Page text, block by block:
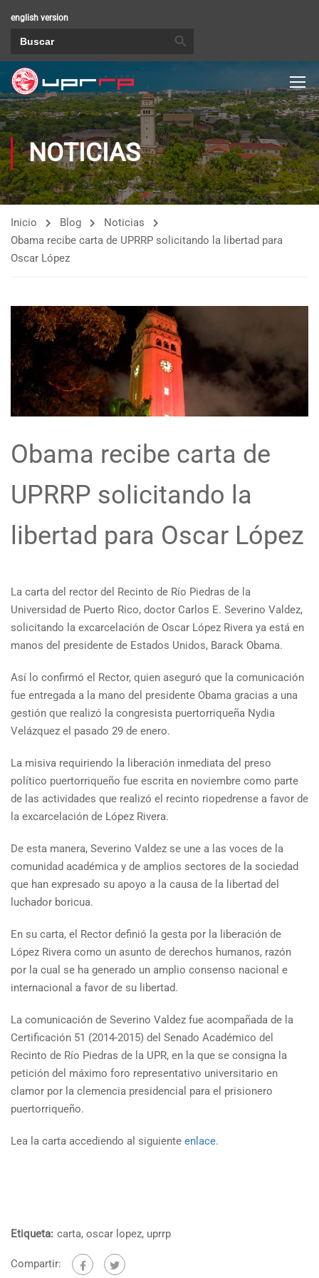
english version
NOTICIAS
Inicio Blog
Noticias
Obama recibe carta de UPRRP solicitando la libertad para
Oscar López
Obama recibe carta de
UPRRP solicitando la
libertad para Oscar López
La carta del rector del Recinto de Río Piedras de la
Universidad de Puerto Rico, doctor Carlos E. Severino Valdez,
solicitando la excarcelación de Oscar López Rivera ya está en
manos del presidente de Estados Unidos, Barack Obama.
Así lo confirmó el Rector, quien aseguró que la comunicación
fue entregada a la mano del presidente Obama gracias a una
gestión que realizó la congresista puertorriqueña Nydia
Velázquez el pasado 29 de enero.
La misiva requiriendo la liberación inmediata del preso
político puertorriqueño fue escrita en noviembre como parte
de las actividades que realizó el recinto riopedrense a favor de
la excarcelación de López Rivera.
De esta manera, Severino Valdez se une a las voces de la
comunidad académica y de amplios sectores de la sociedad
que han expresado su apoyo a la causa de la libertad del
luchador boricua.
En su carta, el Rector definió la gesta por la liberación de
López Rivera como un asunto de derechos humanos, razón
por la cual se ha generado un amplio consenso nacional e
internacional a favor de su libertad.
La comunicación de Severino Valdez fue acompañada de la
Certificación 51 (2014-2015) del Senado Académico del
Recinto de Río Piedras de la UPR, en la que se consigna la
petición del máximo foro representativo universitario en
clamor por la clemencia presidencial para el prisionero
puertorriqueño.
Lea la carta accediendo al siguiente enlace.
Etiqueta: carta, oscar lopez, uprrp
Compartir: